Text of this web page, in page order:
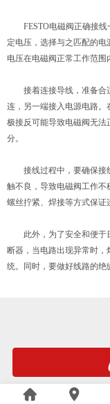
FESTO电磁阀正确接线
定电压，选择与之匹配的
电压在电磁阀正常工作范围
接着连接导线，准备合
连，另一端接入电源电路
极接反可能导致电磁阀无法
分。
接线过程中，要确保接线
触不良，导致电磁阀工作不
螺丝拧紧、焊接等方式保证
此外，为了安全和便于
断器，当电路出现异常时
统。同时，要做好线路的绝
川公网安备